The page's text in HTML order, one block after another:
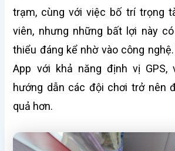
trạm, cùng với việc bố trí trọng
viên, nhưng những bất lợi này
thiểu đáng kể nhờ vào công
App với khả năng định vị GPS,
hướng dẫn các đội chơi trở nên
quả hơn.